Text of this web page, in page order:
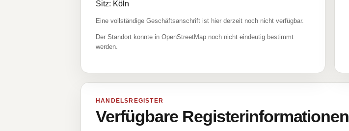
Sitz: Köln
Eine vollständige Geschäftsanschrift ist hier derzeit noch nicht verfügbar.
Der Standort konnte in OpenStreetMap noch nicht eindeutig bestimmt
werden.
HANDELSREGISTER
Verfügbare Registerinformationen